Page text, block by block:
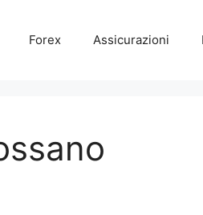
Forex Assicurazioni